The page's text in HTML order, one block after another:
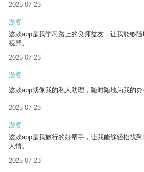
2025-07-23
游客
这款app是我学习路上的良师益友，让我能够
视野。
2025-07-23
游客
这款app就像我的私人助理，随时随地为我的办
2025-07-23
游客
这款app是我旅行的好帮手，让我能够轻松找
人情。
2025-07-23